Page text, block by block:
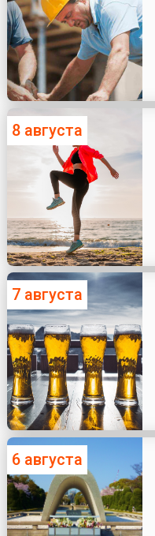
8 августа
7 августа
6 августа